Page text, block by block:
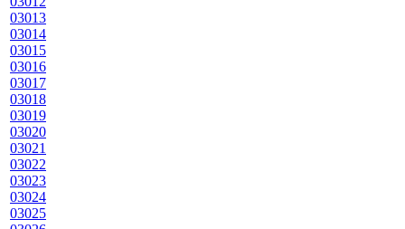
03013
03014
03015
03016
03017
03018
03019
03020
03021
03022
03023
03024
03025